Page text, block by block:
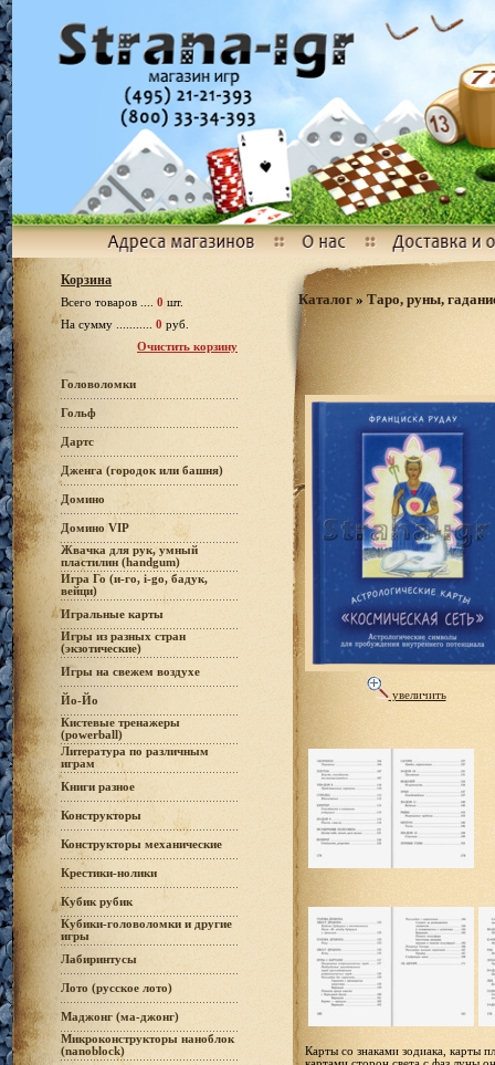
Корзина
Всего товаров .... 0шт.
На сумму ........... 0 руб.
Очистить корзину
Головоломки
Гольф
Дартс
Дженга (городок или башня)
Домино
Домино VIP
Жвачка для рук, умный
пластилин (handgum)
Игра Го (и-го, i-go, бадук,
вейци)
Игральные карты
Игры из разных стран
(экзотические)
Игры на свежем воздухе
Йо-Йо
Кистевые тренажеры
(powerball)
Литература по различным
играм
Книги разное
Конструкторы
Конструкторы механические
Крестики-нолики
Кубик рубик
Кубики-головоломки и другие
игры
Лабиринтусы
Лото (русское лото)
Маджонг (ма-джонг)
Микроконструкторы наноблок
(nanoblock)
Каталог» Таро, руны,
увеличить
Карты со знаками зодиака, карты